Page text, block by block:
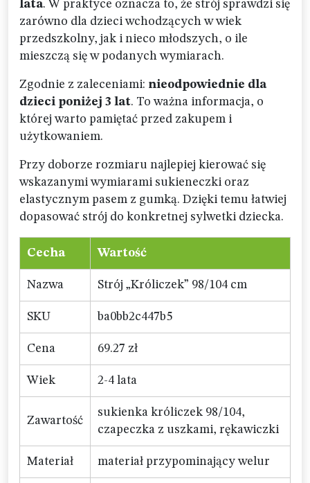
lata. W praktyce oznacza to, że strój sprawdzi się
zarówno dla dzieci wchodzących w wiek
przedszkolny, jak i nieco młodszych, o ile
mieszczą się w podanych wymiarach.
Zgodnie z zaleceniami: nieodpowiednie dla
dzieci poniżej 3 lat. To ważna informacja, o
której warto pamiętać przed zakupem i
użytkowaniem.
Przy doborze rozmiaru najlepiej kierować się
wskazanymi wymiarami sukieneczki oraz
elastycznym pasem z gumką. Dzięki temu łatwiej
dopasować strój do konkretnej sylwetki dziecka.
Cecha Wartość
Nazwa Strój „Króliczek” 98/104 cm
SKU ba0bb2c447b5
Cena 69.27 zł
Wiek 2-4 lata
Zawartość
sukienka króliczek 98/104,
czapeczka z uszkami, rękawiczki
Materiał materiał przypominający welur